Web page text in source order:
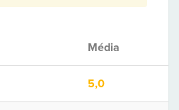
Média
5,0